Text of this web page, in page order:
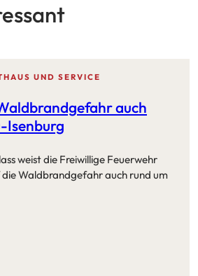
UND SERVICE
auch
Isenburg
weist die Freiwillige Feuerwehr
Waldbrandgefahr auch rund um